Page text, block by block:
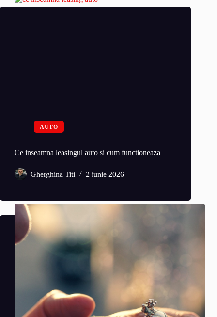
AUTO
Ce inseamna leasingul auto si cum functioneaza
Gherghina Titi 2 iunie 2026